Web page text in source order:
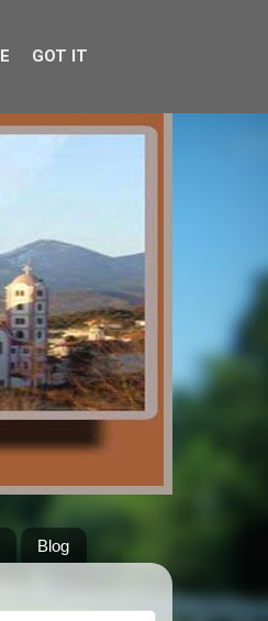
Blog
GOT IT